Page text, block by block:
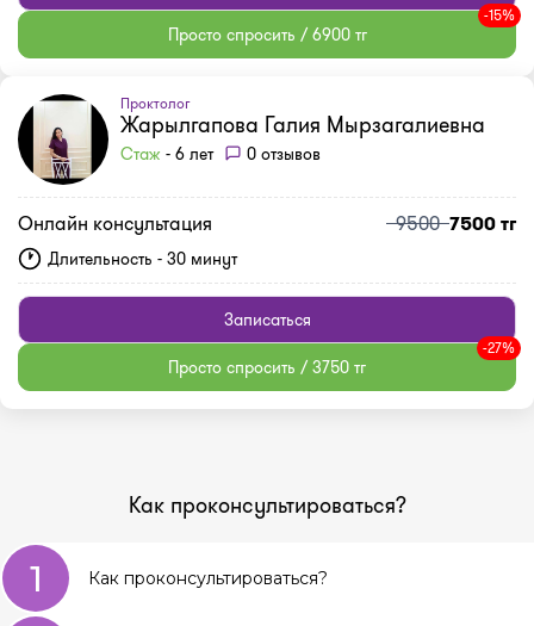
Просто спросить / 6900 тг
-15%
Проктолог
Жарылгапова Галия Мырзагалиевна
Стаж - 6 лет 0 отзывов
Онлайн консультация 95007500 тг
Длительность - 30 минут
Записаться
Просто спросить / 3750 тг
-27%
Как проконсультироваться?
1 Как проконсультироваться?